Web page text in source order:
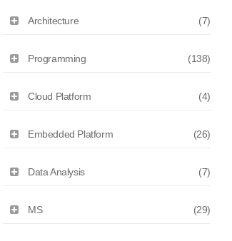
Architecture (7)
Programming (138)
Cloud Platform (4)
Embedded Platform (26)
Data Analysis (7)
MS (29)